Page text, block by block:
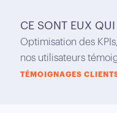
CE SONT EUX QUI
Optimisation des
nos utilisateurs
TÉMOIGNAGES